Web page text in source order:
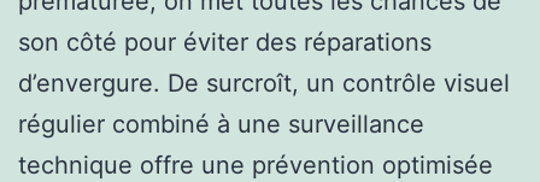
son côté pour éviter des réparations
d’envergure. De surcroît, un contrôle visuel
régulier combiné à une surveillance
technique offre une prévention optimisée